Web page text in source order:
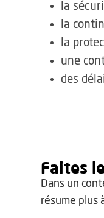
la
la
la
une
des
Faites
Dans un
résume plus